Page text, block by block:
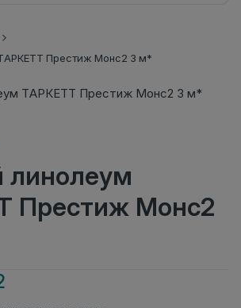
Престиж Монс2 3 м*
линолеум
Престиж Монс2